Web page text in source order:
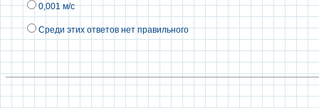
0,001 м/с
Среди этих ответов нет правильного